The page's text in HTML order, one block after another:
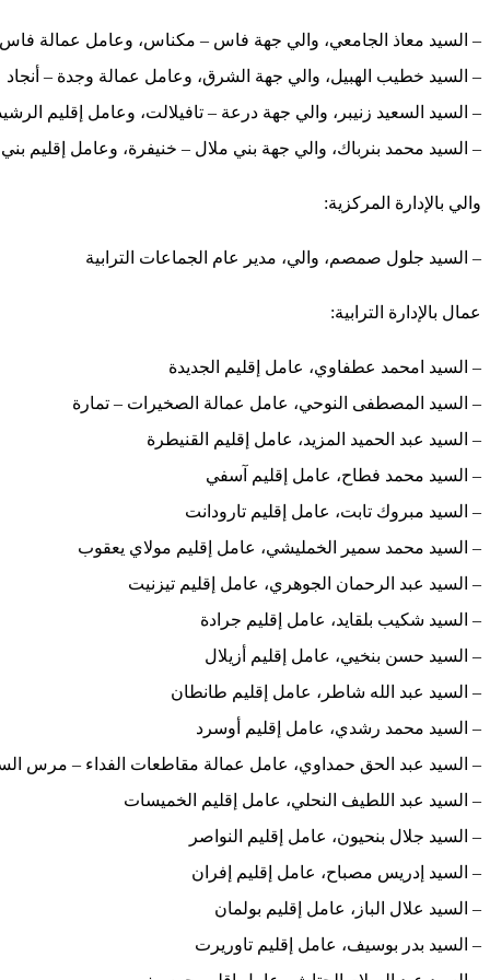
– السيد معاذ الجامعي، والي جهة فاس – مكناس، وعامل عمالة فاس
– السيد خطيب الهبيل، والي جهة الشرق، وعامل عمالة وجدة – أنجاد
– السيد السعيد زنيبر، والي جهة درعة – تافيلالت، وعامل إقليم
– السيد محمد بنرباك، والي جهة بني ملال – خنيفرة، وعامل إقليم
والي بالإدارة المركزية:
– السيد جلول صمصم، والي، مدير عام الجماعات الترابية
عمال بالإدارة الترابية:
– السيد امحمد عطفاوي، عامل إقليم الجديدة
– السيد المصطفى النوحي، عامل عمالة الصخيرات – تمارة
– السيد عبد الحميد المزيد، عامل إقليم القنيطرة
– السيد محمد فطاح، عامل إقليم آسفي
– السيد مبروك تابت، عامل إقليم تارودانت
– السيد محمد سمير الخمليشي، عامل إقليم مولاي يعقوب
– السيد عبد الرحمان الجوهري، عامل إقليم تيزنيت
– السيد شكيب بلقايد، عامل إقليم جرادة
– السيد حسن بنخيي، عامل إقليم أزيلال
– السيد عبد الله شاطر، عامل إقليم طانطان
– السيد محمد رشدي، عامل إقليم أوسرد
– السيد عبد الحق حمداوي، عامل عمالة مقاطعات الفداء – مرس
– السيد عبد اللطيف النحلي، عامل إقليم الخميسات
– السيد جلال بنحيون، عامل إقليم النواصر
– السيد إدريس مصباح، عامل إقليم إفران
– السيد علال الباز، عامل إقليم بولمان
– السيد بدر بوسيف، عامل إقليم تاوريرت